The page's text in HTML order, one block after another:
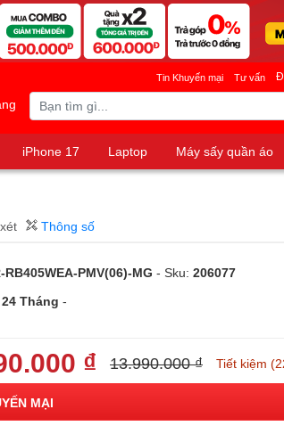
Tin Khuyến mại Tư vấn
iPhone 17 Laptop
Máy sấy quần áo
Thông số
RB405WEA-PMV(06)-MG - Sku: 206077
24 Tháng -
₫ 13.990.000 ₫ Tiết kiệm
MẠI